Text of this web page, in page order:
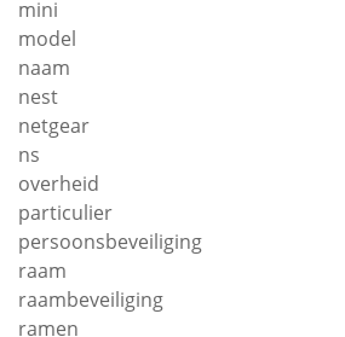
mini
model
naam
nest
netgear
ns
overheid
particulier
persoonsbeveiliging
raam
raambeveiliging
ramen